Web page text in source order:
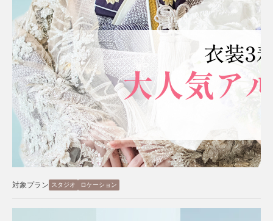
対象プラン スタジオ ロケーション